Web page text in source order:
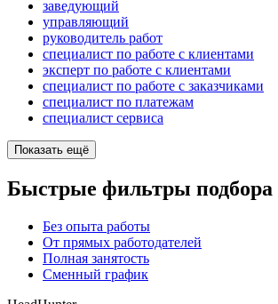
заведующий
управляющий
руководитель работ
специалист по работе с клиентами
эксперт по работе с клиентами
специалист по работе с заказчиками
специалист по платежам
специалист сервиса
Показать ещё
Быстрые фильтры подбора
Без опыта работы
От прямых работодателей
Полная занятость
Сменный график